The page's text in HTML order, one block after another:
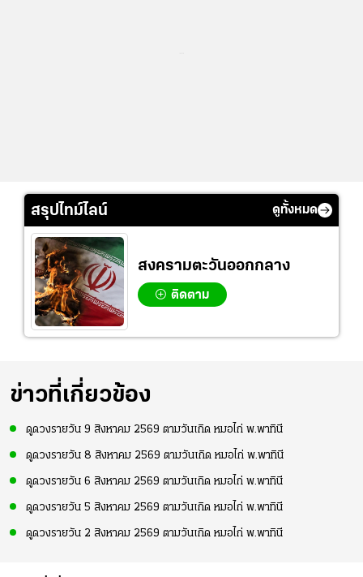
สรุปไทม์ไลน์ ดูทั้งหมด
สงครามตะวันออกกลาง
ติดตาม
ข่าวที่เกี่ยวข้อง
ดูดวงรายวัน 9 สิงหาคม 2569 ตามวันเกิด หมอไก่ พ.พาทินี
ดูดวงรายวัน 8 สิงหาคม 2569 ตามวันเกิด หมอไก่ พ.พาทินี
ดูดวงรายวัน 6 สิงหาคม 2569 ตามวันเกิด หมอไก่ พ.พาทินี
ดูดวงรายวัน 5 สิงหาคม 2569 ตามวันเกิด หมอไก่ พ.พาทินี
ดูดวงรายวัน 2 สิงหาคม 2569 ตามวันเกิด หมอไก่ พ.พาทินี